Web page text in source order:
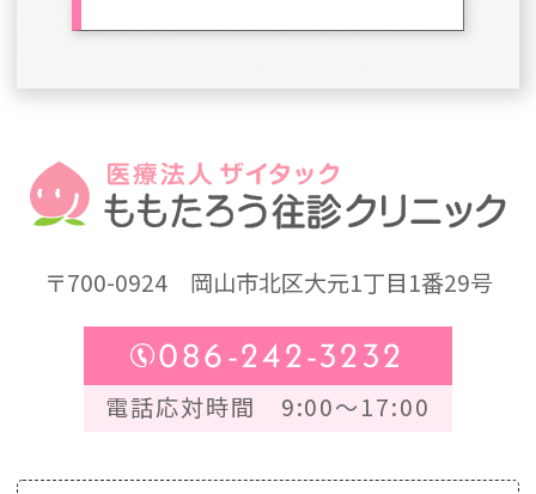
〒700-0924岡山市北区大元1丁目1番29号
086-242-3232
電話応対時間 9:00～17:00